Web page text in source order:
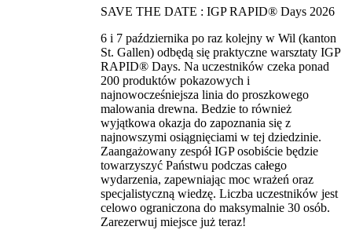
SAVE THE DATE : IGP RAPID® Days 2026
6 i 7 października po raz kolejny w Wil (kanton
St. Gallen) odbędą się praktyczne warsztaty IGP
RAPID® Days. Na uczestników czeka ponad
200 produktów pokazowych i
najnowocześniejsza linia do proszkowego
malowania drewna. Bedzie to również
wyjątkowa okazja do zapoznania się z
najnowszymi osiągnięciami w tej dziedzinie.
Zaangażowany zespół IGP osobiście będzie
towarzyszyć Państwu podczas całego
wydarzenia, zapewniając moc wrażeń oraz
specjalistyczną wiedzę. Liczba uczestników jest
celowo ograniczona do maksymalnie 30 osób.
Zarezerwuj miejsce już teraz!